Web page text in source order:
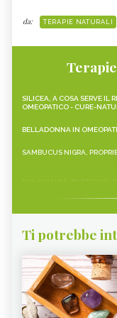
da: TERAPIE NATURALI
SILICEA, A COSA SERVE IL
OMEOPATICO - CURE-
BELLADONNA IN
SAMBUCUS NIGRA,
DULCAMARA, TUTTO SUL
HYPERICUM, TUTTO SUL
KALIUM CHLORATUM,
PHYTOLACCA DECANDRA,
SUL RIMEDIO OMEOPATICO
ANACARDIUM ORIENTALE,
SUL RIMEDIO OMEOPATICO
Ti potrebbe